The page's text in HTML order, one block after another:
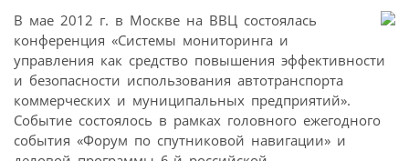
В мае 2012 г. в Москве на ВВЦ состоялась
конференция «Системы мониторинга и
управления как средство повышения эффективности
и безопасности использования автотранспорта
коммерческих и муниципальных предприятий».
Событие состоялось в рамках головного ежегодного
события «Форум по спутниковой навигации» и